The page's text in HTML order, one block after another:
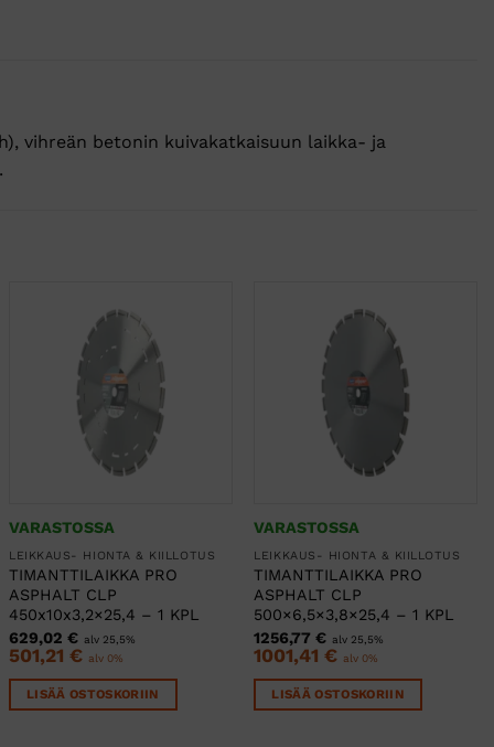
vihreän betonin kuivakatkaisuun laikka- ja
VARASTOSSA
LEIKKAUS- HIONTA & KIILLOTUS
TIMANTTILAIKKA PRO
ASPHALT CLP
450x10x3,2×25,4 – 1 KPL
629,02€ alv 25,5%
501,21€ alv 0%
LISÄÄ OSTOSKORIIN
VARASTOSSA
LEIKKAUS- HIONTA & KIILLOTUS
TIMANTTILAIKKA PRO
ASPHALT CLP
500×6,5×3,8×25,4 – 1 KPL
1256,77€ alv 25,5%
1001,41€ alv 0%
LISÄÄ OSTOSKORIIN